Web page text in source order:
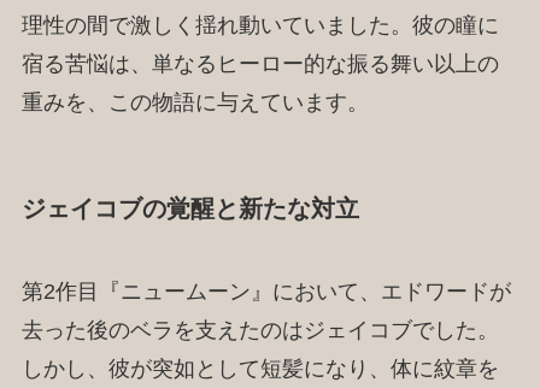
理性の間で激しく揺れ動いていました。彼の瞳に
宿る苦悩は、単なるヒーロー的な振る舞い以上の
重みを、この物語に与えています。
ジェイコブの覚醒と新たな対立
第2作目『ニュームーン』において、エドワードが
去った後のベラを支えたのはジェイコブでした。
しかし、彼が突如として短髪になり、体に紋章を